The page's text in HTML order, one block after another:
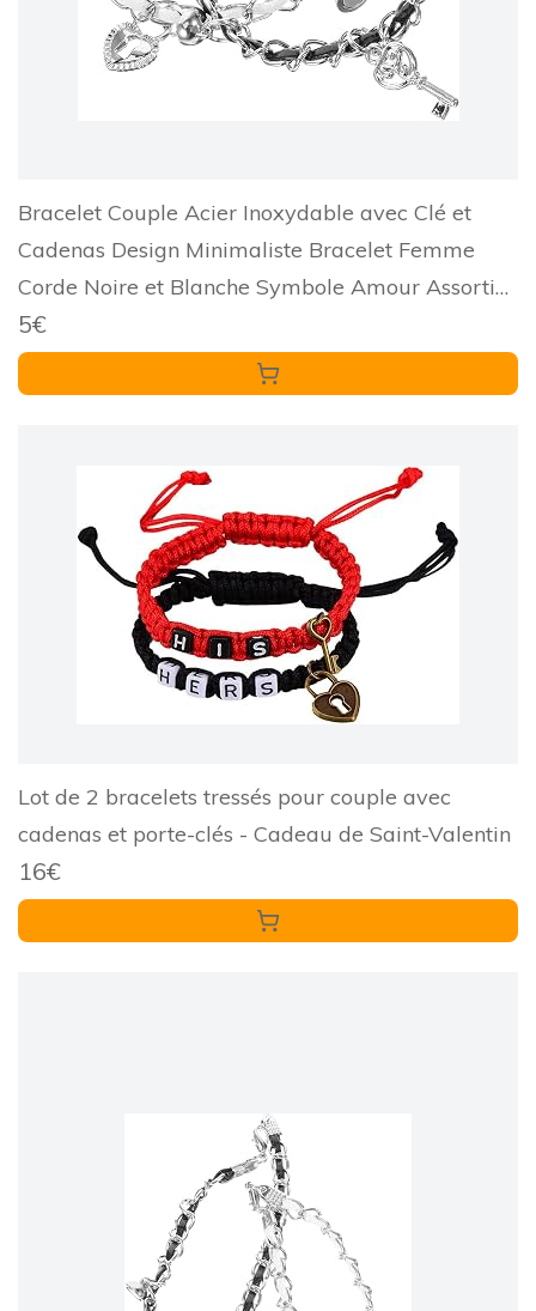
Bracelet Couple Acier Inoxydable avec Clé et
Cadenas Design Minimaliste Bracelet Femme
Corde Noire et Blanche Symbole Amour Assorti
pour Anniversaires et Mariages
5€
Lot de 2 bracelets tressés pour couple avec
cadenas et porte-clés - Cadeau de Saint-Valentin
16€